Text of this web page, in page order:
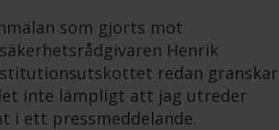
som gjorts mot
Henrik
redan granskar
inte lämpligt att jag utreder
i ett pressmeddelande.